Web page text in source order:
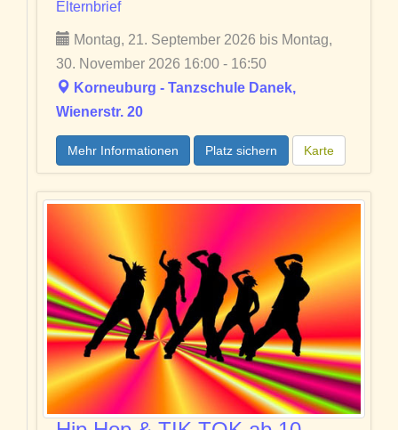
Elternbrief
Montag, 21. September 2026 bis Montag,
30. November 2026 16:00 - 16:50
Korneuburg - Tanzschule Danek,
Wienerstr. 20
Mehr Informationen Platz sichern Karte